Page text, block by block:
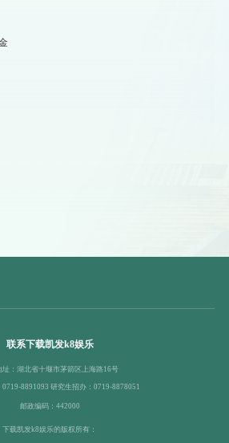
联系下载凯发k8娱乐
址：湖北省十堰市茅箭区上海路16号
0719-8891093 研究生招办：0719-8878051
邮政编码：442000
下载凯发k8娱乐的版权所有：